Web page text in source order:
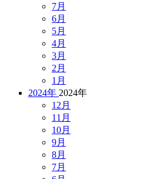
7月
6月
5月
4月
3月
2月
1月
2024年 2024年
12月
11月
10月
9月
8月
7月